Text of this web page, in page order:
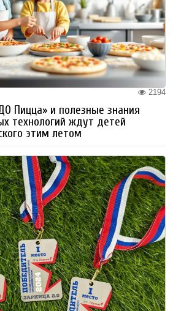
2194
Пицца» и полезные знания
технологий ждут детей
этим летом